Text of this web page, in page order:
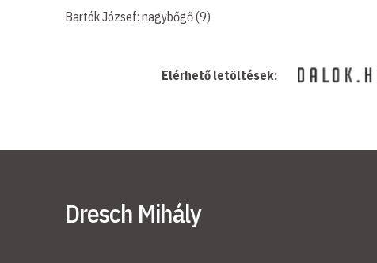
Bartók József: nagybőgő (9)
Elérhető letöltések:
Dresch Mihály